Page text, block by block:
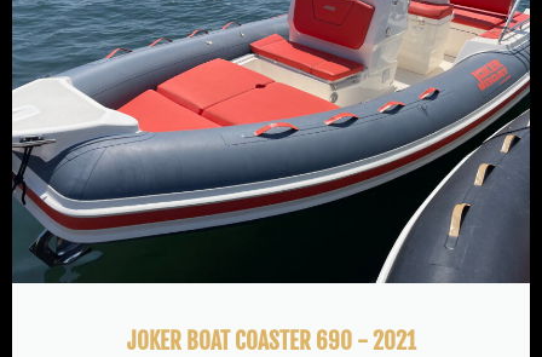
JOKER BOAT COASTER 690 - 2021